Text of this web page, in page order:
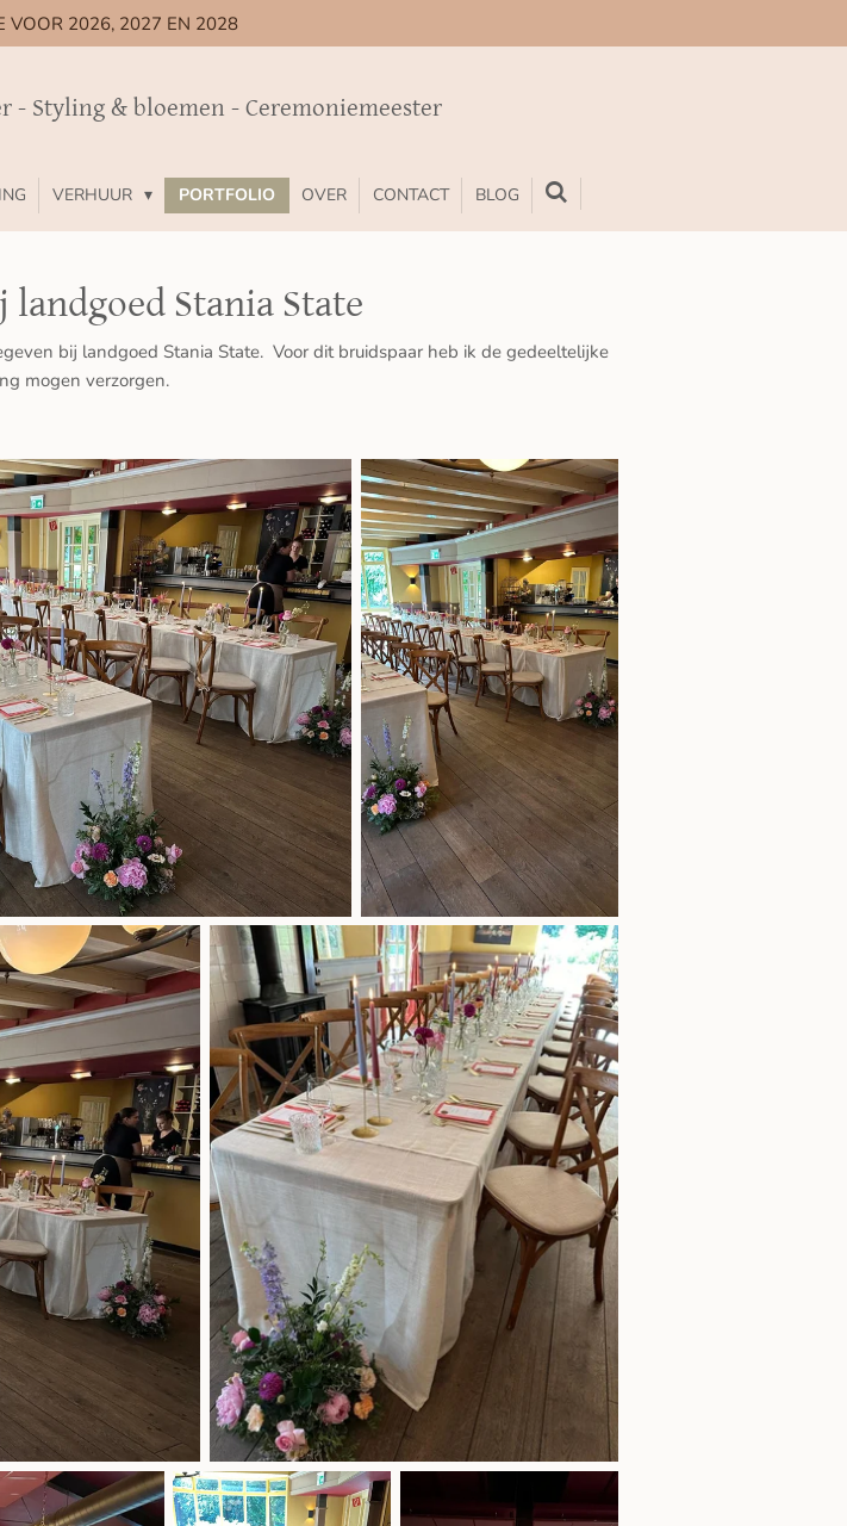
VOOR 2026, 2027 EN 2028
- Styling & bloemen - Ceremoniemeester
VERHUUR PORTFOLIO OVER CONTACT BLOG
Stania State
bij landgoed Stania State. Voor dit bruidspaar heb ik de gedeeltelijke
mogen verzorgen.